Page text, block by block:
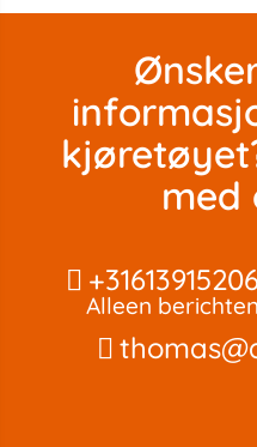
med
Alleen berichten